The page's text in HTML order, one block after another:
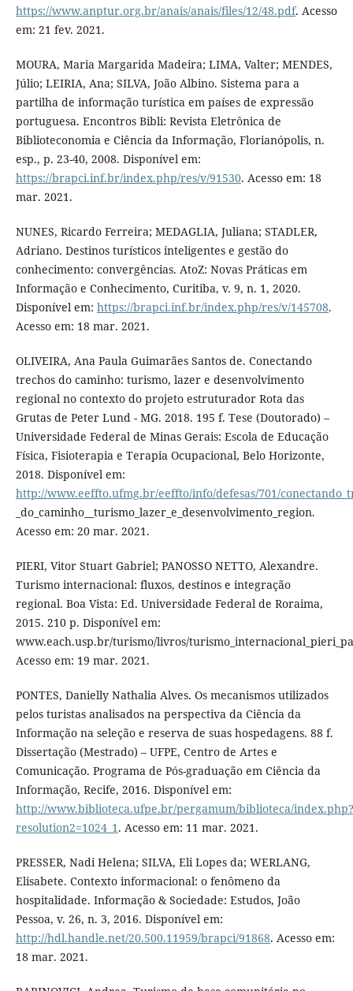
https://www.anptur.org.br/anais/anais/files/12/48.pdf. Acesso
em: 21 fev. 2021.
MOURA, Maria Margarida Madeira; LIMA, Valter; MENDES,
Júlio; LEIRIA, Ana; SILVA, João Albino. Sistema para a
partilha de informação turística em países de expressão
portuguesa. Encontros Bibli: Revista Eletrônica de
Biblioteconomia e Ciência da Informação, Florianópolis, n.
esp., p. 23-40, 2008. Disponível em:
https://brapci.inf.br/index.php/res/v/91530. Acesso em: 18
mar. 2021.
NUNES, Ricardo Ferreira; MEDAGLIA, Juliana; STADLER,
Adriano. Destinos turísticos inteligentes e gestão do
conhecimento: convergências. AtoZ: Novas Práticas em
Informação e Conhecimento, Curitiba, v. 9, n. 1, 2020.
Disponível em: https://brapci.inf.br/index.php/res/v/145708.
Acesso em: 18 mar. 2021.
OLIVEIRA, Ana Paula Guimarães Santos de. Conectando
trechos do caminho: turismo, lazer e desenvolvimento
regional no contexto do projeto estruturador Rota das
Grutas de Peter Lund - MG. 2018. 195 f. Tese (Doutorado) –
Universidade Federal de Minas Gerais: Escola de Educação
Física, Fisioterapia e Terapia Ocupacional, Belo Horizonte,
2018. Disponível em:
http://www.eeffto.ufmg.br/eeffto/info/defesas/701/
_do_caminho__turismo_lazer_e_desenvolvimento_region.
Acesso em: 20 mar. 2021.
PIERI, Vitor Stuart Gabriel; PANOSSO NETTO, Alexandre.
Turismo internacional: fluxos, destinos e integração
regional. Boa Vista: Ed. Universidade Federal de Roraima,
2015. 210 p. Disponível em:
www.each.usp.br/turismo/livros/
Acesso em: 19 mar. 2021.
PONTES, Danielly Nathalia Alves. Os mecanismos utilizados
pelos turistas analisados na perspectiva da Ciência da
Informação na seleção e reserva de suas hospedagens. 88 f.
Dissertação (Mestrado) – UFPE, Centro de Artes e
Comunicação. Programa de Pós-graduação em Ciência da
Informação, Recife, 2016. Disponível em:
http://www.biblioteca.ufpe.br/pergamum/biblioteca/index.php?
resolution2=1024_1 . Acesso em: 11 mar. 2021.
PRESSER, Nadi Helena; SILVA, Eli Lopes da; WERLANG,
Elisabete. Contexto informacional: o fenômeno da
hospitalidade. Informação & Sociedade: Estudos, João
Pessoa, v. 26, n. 3, 2016. Disponível em:
http://hdl.handle.net/20.500.11959/brapci/91868. Acesso em:
18 mar. 2021.